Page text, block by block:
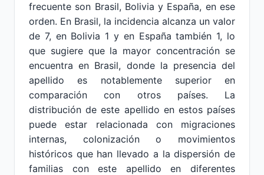
frecuente son Brasil, Bolivia y España, en ese
orden. En Brasil, la incidencia alcanza un valor
de 7, en Bolivia 1 y en España también 1, lo
que sugiere que la mayor concentración se
encuentra en Brasil, donde la presencia del
apellido es notablemente superior en
comparación con otros países. La
distribución de este apellido en estos países
puede estar relacionada con migraciones
internas, colonización o movimientos
históricos que han llevado a la dispersión de
familias con este apellido en diferentes